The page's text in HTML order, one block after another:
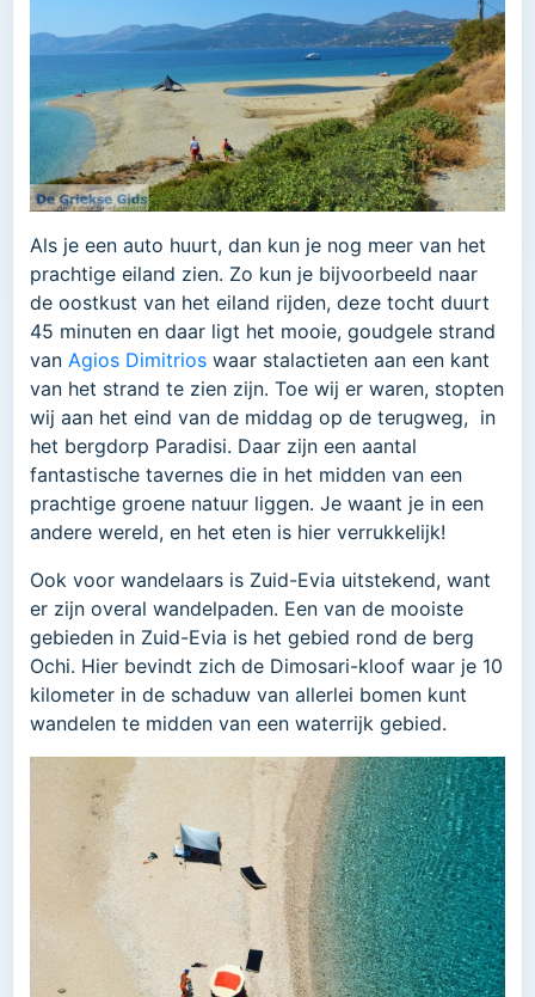
Als je een auto huurt, dan kun je nog meer van het
prachtige eiland zien. Zo kun je bijvoorbeeld naar
de oostkust van het eiland rijden, deze tocht duurt
45 minuten en daar ligt het mooie, goudgele strand
van Agios Dimitrios waar stalactieten aan een kant
van het strand te zien zijn. Toe wij er waren, stopten
wij aan het eind van de middag op de terugweg, in
het bergdorp Paradisi. Daar zijn een aantal
fantastische tavernes die in het midden van een
prachtige groene natuur liggen. Je waant je in een
andere wereld, en het eten is hier verrukkelijk!
Ook voor wandelaars is Zuid-Evia uitstekend, want
er zijn overal wandelpaden. Een van de mooiste
gebieden in Zuid-Evia is het gebied rond de berg
Ochi. Hier bevindt zich de Dimosari-kloof waar je 10
kilometer in de schaduw van allerlei bomen kunt
wandelen te midden van een waterrijk gebied.